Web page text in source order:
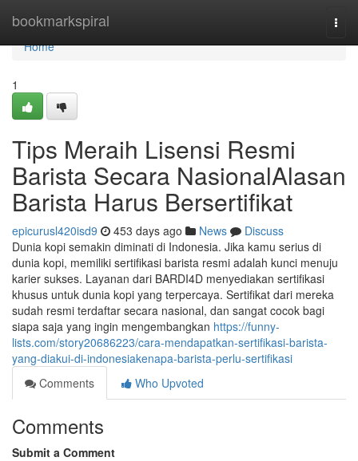
bookmarkspiral
Home
Home
1
Tips Meraih Lisensi Resmi
Barista Secara NasionalAlasan
Barista Harus Bersertifikat
epicurusl420isd9 453 days ago News
Discuss
Dunia kopi semakin diminati di Indonesia. Jika kamu serius di
dunia kopi, memiliki sertifikasi barista resmi adalah kunci menuju
karier sukses. Layanan dari BARDI4D menyediakan sertifikasi
khusus untuk dunia kopi yang terpercaya. Sertifikat dari mereka
sudah resmi terdaftar secara nasional, dan sangat cocok bagi
siapa saja yang ingin mengembangkan https://funny-
lists.com/story20686223/cara-mendapatkan-sertifikasi-barista-
yang-diakui-di-indonesiakenapa-barista-perlu-sertifikasi
Comments
Who Upvoted
Comments
Submit a Comment